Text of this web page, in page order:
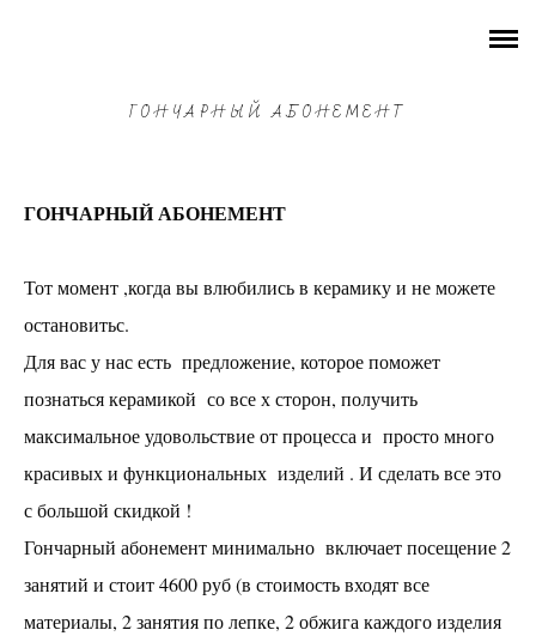
РАСПИСАНИЕ
КАРТИНЫ разные темы
Все мастер-классы по СМОЛЕ
ВСЕ ОСТАЛЬНЫЕ мастер-классы
Абонементы
Предметы интерьера на ЗАКАЗ
правила
аренда
Ваш праздник
ГОНЧАРНЫЙ АБОНЕМЕНТ
ГОНЧАРНЫЙ АБОНЕМЕНТ
Тот момент ,когда вы влюбились в керамику и не можете
остановитьс.
Для вас у нас есть предложение, которое поможет
познаться керамикой со все х сторон, получить
максимальное удовольствие от процесса и просто много
красивых и функциональных изделий . И сделать все это
с большой скидкой !
Гончарный абонемент минимально включает посещение 2
занятий и стоит 4600 руб (в стоимость входят все
материалы, 2 занятия по лепке, 2 обжига каждого изделия